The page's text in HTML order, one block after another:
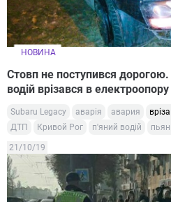
НОВИНА
Стовп не поступився
водій врізався в електроопору
Subaru Legaсy аварія авария
ДТП
Кривой Рог п'яний водій
21/10/19